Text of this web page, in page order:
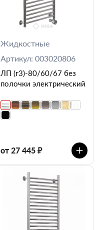
Жидкостные
Артикул: 003020806
ЛП (г3)-80/60/67 без
полочки электрический
от 27 445 ₽